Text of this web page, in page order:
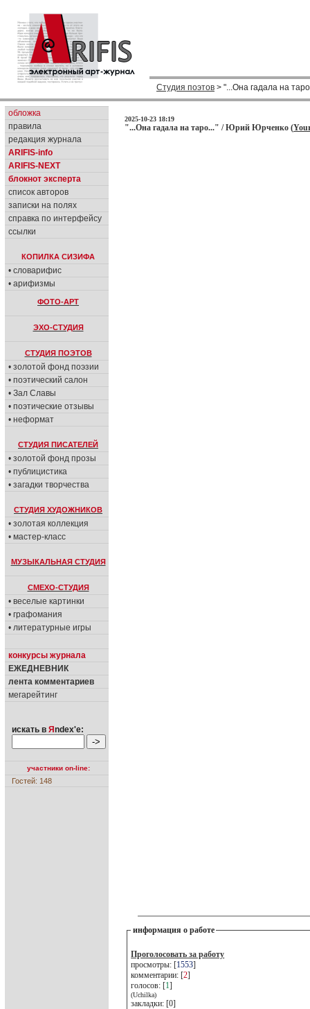
Студия поэтов > "...Она гадала на
обложка
правила
редакция журнала
ARIFIS-info
ARIFIS-NEXT
блокнот эксперта
список авторов
записки на полях
справка по интерфейсу
ссылки
КОПИЛКА СИЗИФА
• словарифис
• арифизмы
ФОТО-АРТ
ЭХО-СТУДИЯ
СТУДИЯ ПОЭТОВ
• золотой фонд поэзии
• поэтический салон
• Зал Славы
• поэтические отзывы
• неформат
СТУДИЯ ПИСАТЕЛЕЙ
• золотой фонд прозы
• публицистика
• загадки творчества
СТУДИЯ ХУДОЖНИКОВ
• золотая коллекция
• мастер-класс
МУЗЫКАЛЬНАЯ СТУДИЯ
СМЕХО-СТУДИЯ
• веселые картинки
• графомания
• литературные игры
конкурсы журнала
ЕЖЕДНЕВНИК
лента комментариев
мегарейтинг
искать в Я ndex'е:
участники on-line:
Гостей: 148
2025-10-23 18:19
"...Она гадала на таро..." / Юрий Юрченко (
информация о работе
Проголосовать за работу
просмотры: [1553]
комментарии: [2]
голосов: [1]
(Uchilka)
закладки: [0]